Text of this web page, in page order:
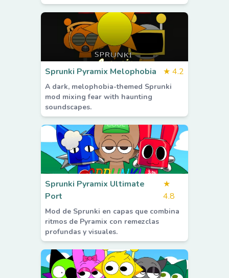
Sprunki Pyramix Melophobia ★ 4.2
A dark, melophobia-themed Sprunki
mod mixing fear with haunting
soundscapes.
Sprunki Pyramix Ultimate
Port
★
4.8
Mod de Sprunki en capas que combina
ritmos de Pyramix con remezclas
profundas y visuales.